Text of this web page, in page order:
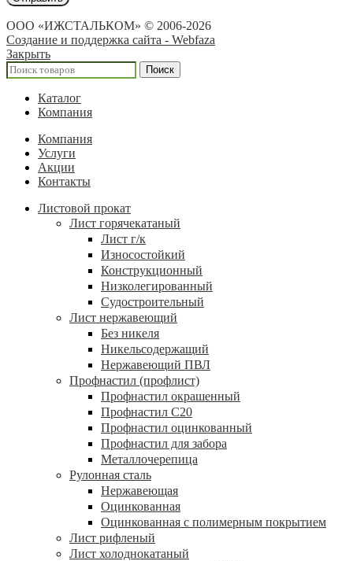
ООО «ИЖСТАЛЬКОМ» © 2006-2026
Создание и поддержка сайта - Webfaza
Закрыть
Поиск
Каталог
Компания
Компания
Услуги
Акции
Контакты
Листовой прокат
Лист горячекатаный
Лист г/к
Износостойкий
Конструкционный
Низколегированный
Судостроительный
Лист нержавеющий
Без никеля
Никельсодержащий
Нержавеющий ПВЛ
Профнастил (профлист)
Профнастил окрашенный
Профнастил С20
Профнастил оцинкованный
Профнастил для забора
Металлочерепица
Рулонная сталь
Нержавеющая
Оцинкованная
Оцинкованная с полимерным покрытием
Лист рифленый
Лист холоднокатаный